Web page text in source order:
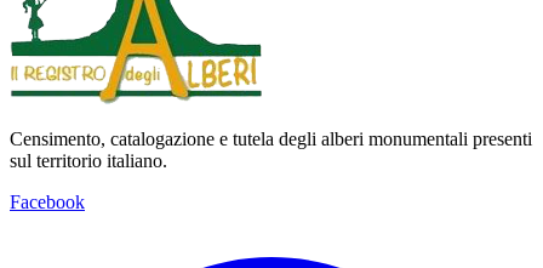
Censimento, catalogazione e tutela degli alberi monumentali presenti
sul territorio italiano.
Facebook